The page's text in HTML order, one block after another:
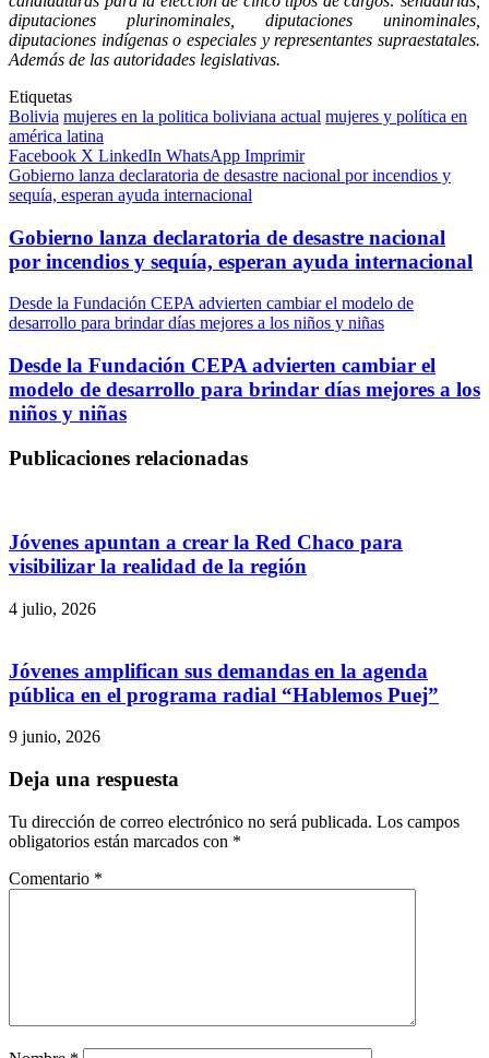
diputaciones plurinominales, diputaciones uninominales,
diputaciones indígenas o especiales y representantes supraestatales.
Además de las autoridades legislativas.
Etiquetas
Bolivia mujeres en la politica boliviana actual mujeres y política en
américa latina
Facebook X LinkedIn WhatsApp Imprimir
Gobierno lanza declaratoria de desastre nacional por incendios y
sequía, esperan ayuda internacional
Gobierno lanza declaratoria de desastre nacional
por incendios y sequía, esperan ayuda internacional
Desde la Fundación CEPA advierten cambiar el modelo de
desarrollo para brindar días mejores a los niños y niñas
Desde la Fundación CEPA advierten cambiar el
modelo de desarrollo para brindar días mejores a los
niños y niñas
Publicaciones relacionadas
Jóvenes apuntan a crear la Red Chaco para
visibilizar la realidad de la región
4 julio, 2026
Jóvenes amplifican sus demandas en la agenda
pública en el programa radial “Hablemos Puej”
9 junio, 2026
Deja una respuesta
Tu dirección de correo electrónico no será publicada. Los campos
obligatorios están marcados con *
Comentario *